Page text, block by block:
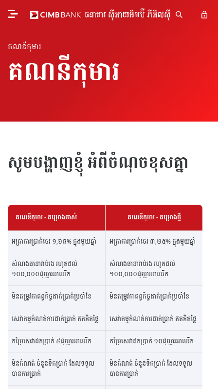
គណនីកុមារ
គណនីកុមារ
សូមបង្ហាញខ្ញុំ អំពីចំណុចខុសគ្នា
គណនីកុមារ - គម្រោងចាស់ គណនីកុមារ - គម្រោងថ្មី
អត្រាការប្រាក់ថេរ ១,៦៨% ក្នុងមួយឆ្នាំ អត្រាការប្រាក់ថេរ ៣,២៥% ក្នុងមួយឆ្នាំ
សំណងធានារ៉ាប់រង រហូតដល់
១០០.០០០ដុល្លារអាមេរិក
សំណងធានារ៉ាប់រង រហូតដល់
១០០.០០០ដុល្លារអាមេរិក
មិនតម្រូវកាតព្វកិច្ចដាក់ប្រាក់ប្រចាំខែ មិនតម្រូវកាតព្វកិច្ចដាក់ប្រាក់ប្រចាំខែ
សេវាកម្មកំណត់ការដាក់ប្រាក់ ឥតគិតថ្លៃ សេវាកម្មកំណត់ការដាក់ប្រាក់ ឥតគិតថ្លៃ
កម្រៃសេវាដកប្រាក់ ៥ដុល្លារអាមេរិក កម្រៃសេវាដកប្រាក់ ១០ដុល្លារអាមេរិក
មិនកំណត់​ ចំនួនទឹកប្រាក់ ដែលទទួល
បានការប្រាក់
មិនកំណត់​ ចំនួនទឹកប្រាក់ ដែលទទួល
បានការប្រាក់